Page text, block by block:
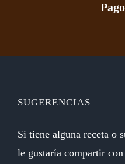
SUGERENCIAS
Si tiene alguna receta o
le gustaría compartir